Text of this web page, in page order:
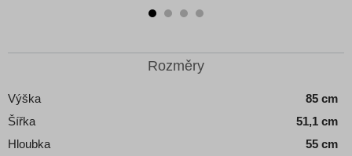
Rozměry
Výška
85 cm
Šířka
51,1 cm
Hloubka
55 cm